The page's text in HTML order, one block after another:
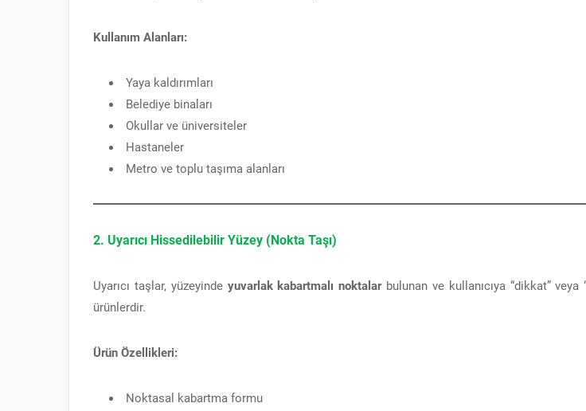
Kullanım Alanları:
Yaya kaldırımları
Belediye binaları
Okullar ve üniversiteler
Hastaneler
Metro ve toplu taşıma alanları
2. Uyarıcı Hissedilebilir Yüzey (Nokta Taşı)
Uyarıcı taşlar, yüzeyinde yuvarlak kabartmalı noktalarbulunan ve kullanıcıya “dikkat” veya
ürünlerdir.
Ürün Özellikleri:
Noktasal kabartma formu